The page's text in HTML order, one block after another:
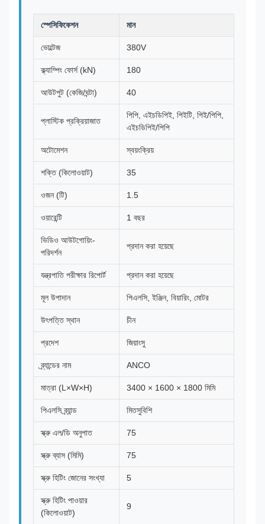
স্পেসিফিকেশন মান
ভোল্টেজ 380V
ক্ল্যাম্পিং ফোর্স (kN) 180
আউটপুট (কেজি/ঘন্টা) 40
প্লাস্টিক প্রক্রিয়াজাত
পিপি, এইচডিপিই, পিইটি, পিই/পিপি,
এইচডিপিই/পিপি
অটোমেশন স্বয়ংক্রিয়
শক্তি (কিলোওয়াট) 35
ওজন (টি) 1.5
ওয়ারেন্টি 1 বছর
ভিডিও আউটগোয়িং-
পরিদর্শন
প্রদান করা হয়েছে
যন্ত্রপাতি পরীক্ষার রিপোর্ট প্রদান করা হয়েছে
মূল উপাদান পিএলসি, ইঞ্জিন, বিয়ারিং, মোটর
উৎপত্তি স্থান চীন
প্রদেশ জিয়াংসু
ব্র্যান্ডের নাম ANCO
মাত্রা (L×W×H) 3400 × 1600 × 1800 মিমি
পিএলসি ব্র্যান্ড মিতসুবিশি
স্ক্রু এল/ডি অনুপাত 75
স্ক্রু ব্যাস (মিমি) 75
স্ক্রু হিটিং জোনের সংখ্যা 5
স্ক্রু হিটিং পাওয়ার
(কিলোওয়াট)
9